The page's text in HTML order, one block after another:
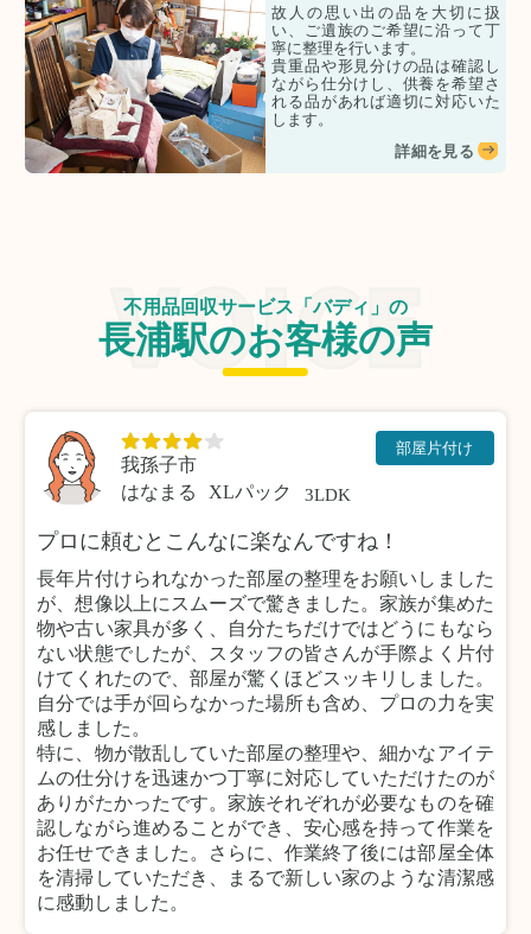
故人の思い出の品を大切に扱
い、ご遺族のご希望に沿って丁
寧に整理を行います。
貴重品や形見分けの品は確認し
ながら仕分けし、供養を希望さ
れる品があれば適切に対応いた
します。
詳細を見る
不用品回収サービス「バディ」の
長浦駅のお客様の声
我孫子市
はなまる
XLパック 3LDK
部屋片付け
プロに頼むとこんなに楽なんですね！
長年片付けられなかった部屋の整理をお願いしました
が、想像以上にスムーズで驚きました。家族が集めた
物や古い家具が多く、自分たちだけではどうにもなら
ない状態でしたが、スタッフの皆さんが手際よく片付
けてくれたので、部屋が驚くほどスッキリしました。
自分では手が回らなかった場所も含め、プロの力を実
感しました。
特に、物が散乱していた部屋の整理や、細かなアイテ
ムの仕分けを迅速かつ丁寧に対応していただけたのが
ありがたかったです。家族それぞれが必要なものを確
認しながら進めることができ、安心感を持って作業を
お任せできました。さらに、作業終了後には部屋全体
を清掃していただき、まるで新しい家のような清潔感
に感動しました。